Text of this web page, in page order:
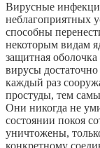
Вирусные
неблагоприятных
способны
некоторым видам
защитная
вирусы
каждый раз
простуды, тем
Они никогда не
состоянии покоя
уничтожены,